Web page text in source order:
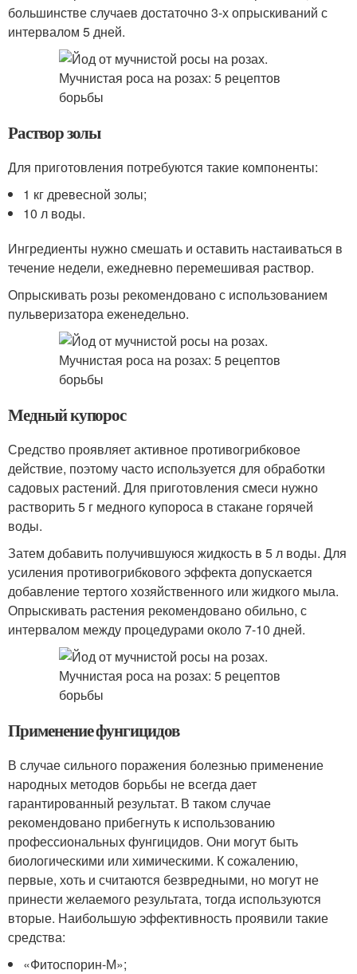
большинстве случаев достаточно 3-х опрыскиваний с
интервалом 5 дней.
Раствор золы
Для приготовления потребуются такие компоненты:
1 кг древесной золы;
10 л воды.
Ингредиенты нужно смешать и оставить настаиваться в
течение недели, ежедневно перемешивая раствор.
Опрыскивать розы рекомендовано с использованием
пульверизатора еженедельно.
Медный купорос
Средство проявляет активное противогрибковое
действие, поэтому часто используется для обработки
садовых растений. Для приготовления смеси нужно
растворить 5 г медного купороса в стакане горячей
воды.
Затем добавить получившуюся жидкость в 5 л воды. Для
усиления противогрибкового эффекта допускается
добавление тертого хозяйственного или жидкого мыла.
Опрыскивать растения рекомендовано обильно, с
интервалом между процедурами около 7-10 дней.
Применение фунгицидов
В случае сильного поражения болезнью применение
народных методов борьбы не всегда дает
гарантированный результат. В таком случае
рекомендовано прибегнуть к использованию
профессиональных фунгицидов. Они могут быть
биологическими или химическими. К сожалению,
первые, хоть и считаются безвредными, но могут не
принести желаемого результата, тогда используются
вторые. Наибольшую эффективность проявили такие
средства:
«Фитоспорин-М»;